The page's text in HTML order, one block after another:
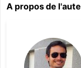
A propos de